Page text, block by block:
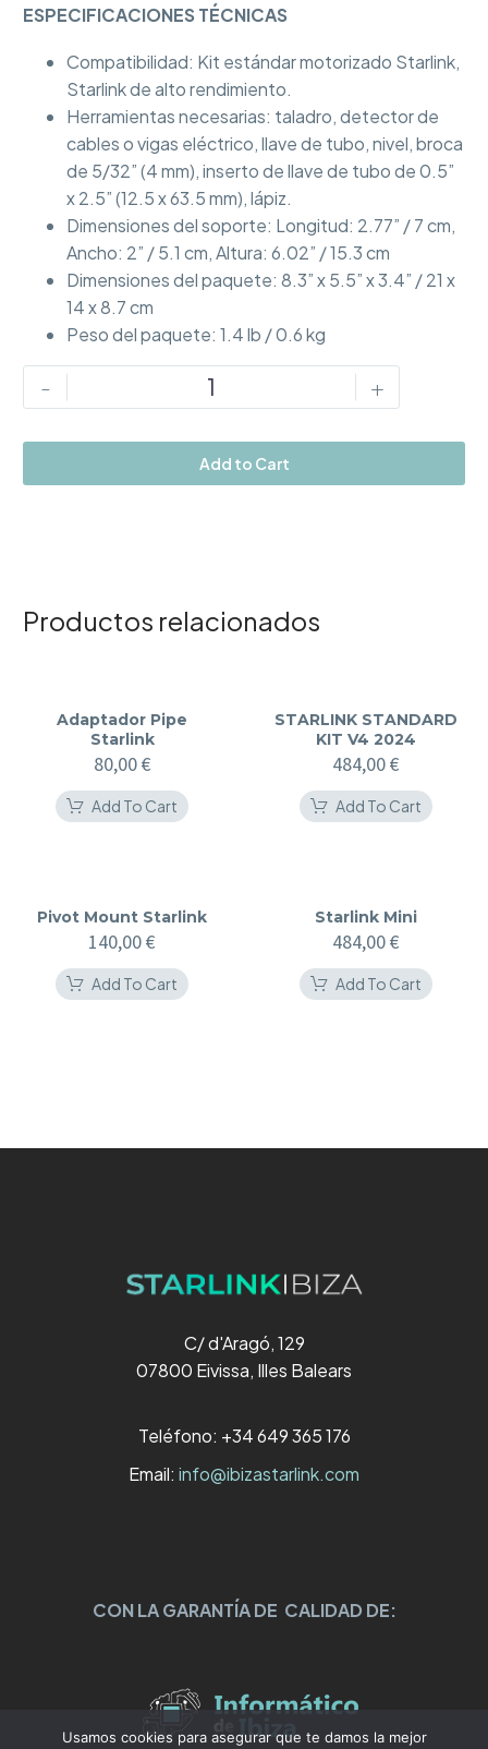
ESPECIFICACIONES TÉCNICAS
Compatibilidad: Kit estándar motorizado Starlink,
Starlink de alto rendimiento.
Herramientas necesarias: taladro, detector de
cables o vigas eléctrico, llave de tubo, nivel, broca
de 5/32” (4 mm), inserto de llave de tubo de 0.5”
x 2.5” (12.5 x 63.5 mm), lápiz.
Dimensiones del soporte: Longitud: 2.77” / 7 cm,
Ancho: 2” / 5.1 cm, Altura: 6.02” / 15.3 cm
Dimensiones del paquete: 8.3” x 5.5” x 3.4” / 21 x
14 x 8.7 cm
Peso del paquete: 1.4 lb / 0.6 kg
-
Short
Wall
cantidad
+
Add to Cart
Productos relacionados
Adaptador Pipe
Starlink
80,00€
Add To Cart
STARLINK STANDARD
KIT V4 2024
484,00€
Add To Cart
Pivot Mount Starlink
140,00€
Add To Cart
Starlink Mini
484,00€
Add To Cart
C/ d'Aragó, 129
07800 Eivissa, Illes Balears
Teléfono: +34 649 365 176
Email: info@ibizastarlink.com
CON LA GARANTÍA DE CALIDAD DE:
Usamos cookies para asegurar que te damos la mejor